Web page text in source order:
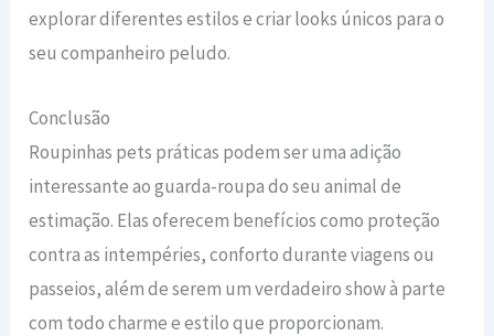
explorar diferentes estilos e criar looks únicos para o
seu companheiro peludo.
Conclusão
Roupinhas pets práticas podem ser uma adição
interessante ao guarda-roupa do seu animal de
estimação. Elas oferecem benefícios como proteção
contra as intempéries, conforto durante viagens ou
passeios, além de serem um verdadeiro show à parte
com todo charme e estilo que proporcionam.